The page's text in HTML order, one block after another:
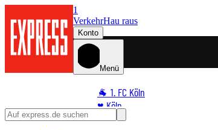
1
VerkehrHau raus
Konto
Menü
🐐 1. FC Köln
♥️ Köln
⭐ Promi